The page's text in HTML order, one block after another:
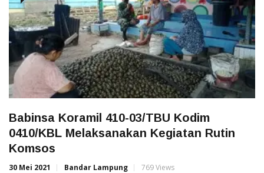
Babinsa Koramil 410-03/TBU Kodim
0410/KBL Melaksanakan Kegiatan Rutin
Komsos
30 Mei 2021 Bandar Lampung 769 Views